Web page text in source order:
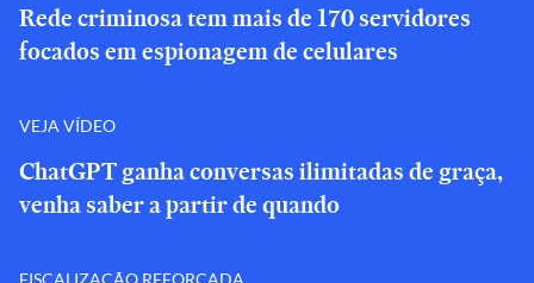
Rede criminosa tem mais de 170 servidores
focados em espionagem de celulares
VEJA VÍDEO
ChatGPT ganha conversas ilimitadas de graça,
venha saber a partir de quando
FISCALIZAÇÃO REFORÇADA